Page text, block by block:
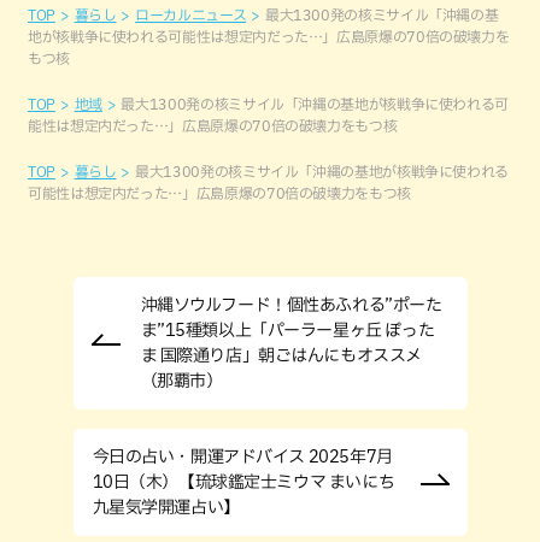
TOP 暮らし ローカルニュース
最大1300発の核ミサイル「沖縄の基
地が核戦争に使われる可能性は想定内だった…」広島原爆の70倍の破壊力を
もつ核
TOP 地域
最大1300発の核ミサイル「沖縄の基地が核戦争に使われる可
能性は想定内だった…」広島原爆の70倍の破壊力をもつ核
TOP 暮らし
最大1300発の核ミサイル「沖縄の基地が核戦争に使われる
可能性は想定内だった…」広島原爆の70倍の破壊力をもつ核
沖縄ソウルフード！個性あふれる”ポーた
ま”15種類以上「パーラー星ヶ丘 ぽった
ま 国際通り店」朝ごはんにもオススメ
（那覇市）
今日の占い・開運アドバイス 2025年7月
10日（木）【琉球鑑定士ミウマ まいにち
九星気学開運占い】